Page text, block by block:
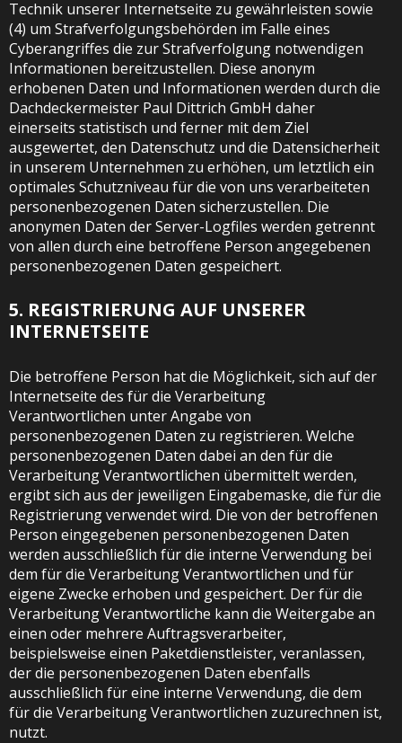
Technik unserer Internetseite zu gewährleisten sowie
(4) um Strafverfolgungsbehörden im Falle eines
Cyberangriffes die zur Strafverfolgung notwendigen
Informationen bereitzustellen. Diese anonym
erhobenen Daten und Informationen werden durch die
Dachdeckermeister Paul Dittrich GmbH daher
einerseits statistisch und ferner mit dem Ziel
ausgewertet, den Datenschutz und die Datensicherheit
in unserem Unternehmen zu erhöhen, um letztlich ein
optimales Schutzniveau für die von uns verarbeiteten
personenbezogenen Daten sicherzustellen. Die
anonymen Daten der Server-Logfiles werden getrennt
von allen durch eine betroffene Person angegebenen
personenbezogenen Daten gespeichert.
5. REGISTRIERUNG AUF UNSERER
INTERNETSEITE
Die betroffene Person hat die Möglichkeit, sich auf der
Internetseite des für die Verarbeitung
Verantwortlichen unter Angabe von
personenbezogenen Daten zu registrieren. Welche
personenbezogenen Daten dabei an den für die
Verarbeitung Verantwortlichen übermittelt werden,
ergibt sich aus der jeweiligen Eingabemaske, die für die
Registrierung verwendet wird. Die von der betroffenen
Person eingegebenen personenbezogenen Daten
werden ausschließlich für die interne Verwendung bei
dem für die Verarbeitung Verantwortlichen und für
eigene Zwecke erhoben und gespeichert. Der für die
Verarbeitung Verantwortliche kann die Weitergabe an
einen oder mehrere Auftragsverarbeiter,
beispielsweise einen Paketdienstleister, veranlassen,
der die personenbezogenen Daten ebenfalls
ausschließlich für eine interne Verwendung, die dem
für die Verarbeitung Verantwortlichen zuzurechnen ist,
nutzt.